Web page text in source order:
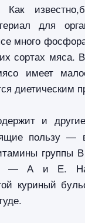
для
много
сортах мяса.
имеет
диетическим
и
пользу —
группы
— А и Е.
куриный